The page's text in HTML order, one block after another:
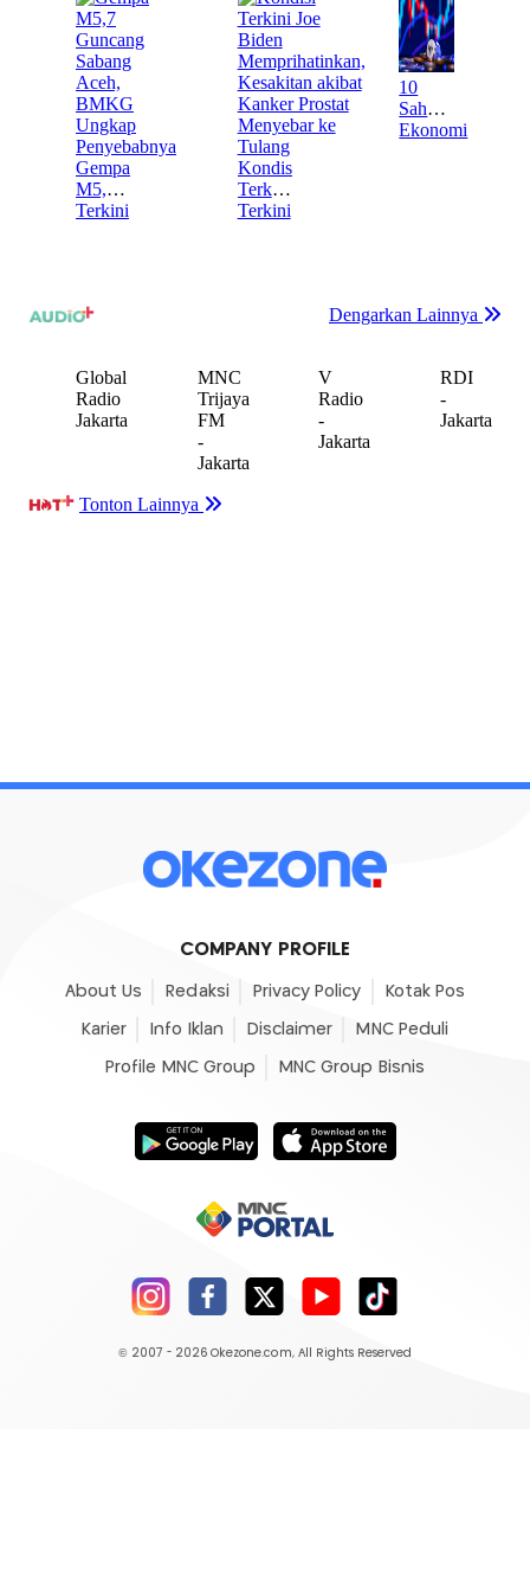
COMPANY PROFILE
About Us Redaksi Privacy Policy Kotak Pos
Karier Info Iklan Disclaimer MNC Peduli
Profile MNC Group MNC Group Bisnis
© 2007 - 2026 Okezone.com, All Rights Reserved